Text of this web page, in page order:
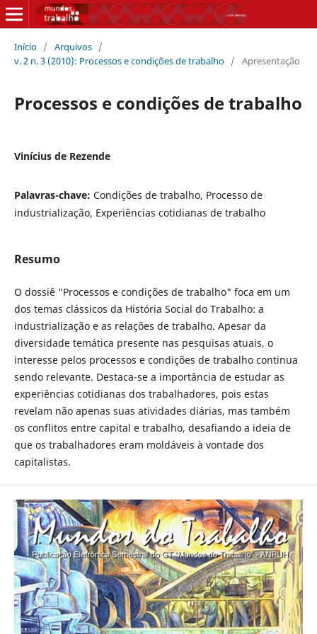
Início / Arquivos /
v. 2 n. 3 (2010): Processos e condições de trabalho / Apresentação
Processos e condições de trabalho
Vinícius de Rezende
Palavras-chave: Condições de trabalho, Processo de
industrialização, Experiências cotidianas de trabalho
Resumo
O dossiê "Processos e condições de trabalho" foca em um
dos temas clássicos da História Social do Trabalho: a
industrialização e as relações de trabalho. Apesar da
diversidade temática presente nas pesquisas atuais, o
interesse pelos processos e condições de trabalho continua
sendo relevante. Destaca-se a importância de estudar as
experiências cotidianas dos trabalhadores, pois estas
revelam não apenas suas atividades diárias, mas também
os conflitos entre capital e trabalho, desafiando a ideia de
que os trabalhadores eram moldáveis à vontade dos
capitalistas.